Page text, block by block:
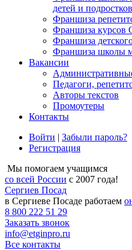
детей и подростков
Франшиза
Франшиза
Франшиза
Франшиза школы
Вакансии
Педагоги,
Авторы текстов
Промоутеры
Контакты
Войти | Забыли пароль?
Регистрация
Мы помогаем учащимся
со всей России с 2007 года!
Сергиев Посад
в Сергиеве Посаде работаем
8 800 222 51 29
Заказать звонок
info@etginpro.ru
Все контакты